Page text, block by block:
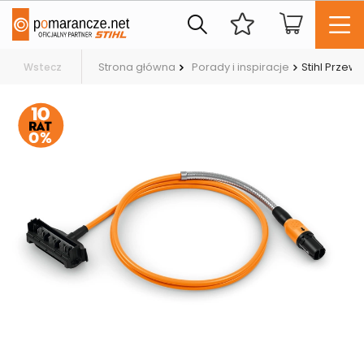
Wstecz Strona główna Porady i inspiracje Stihl